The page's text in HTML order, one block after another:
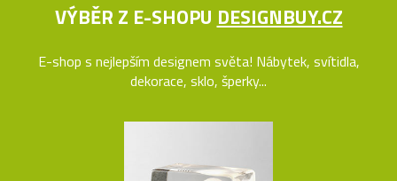
VÝBĚR Z E-SHOPU DESIGNBUY.CZ
E-shop s nejlepším designem světa! Nábytek, svítidla,
dekorace, sklo, šperky...